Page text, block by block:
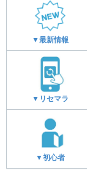
▼最新情報
▼リセマラ
▼初心者